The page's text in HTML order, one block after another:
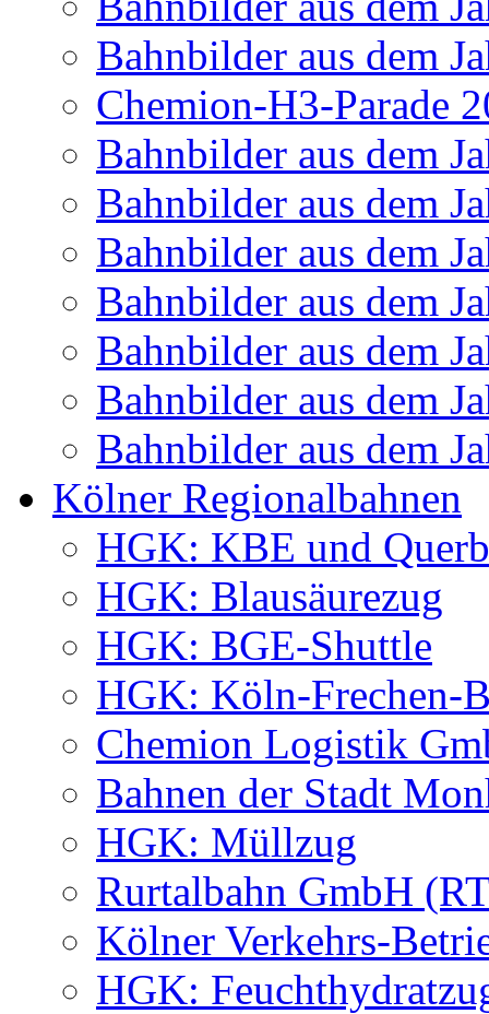
Bahnbilder aus dem
Chemion-H3-Parade
Bahnbilder aus dem
Bahnbilder aus dem
Bahnbilder aus dem
Bahnbilder aus dem
Bahnbilder aus dem
Bahnbilder aus dem
Bahnbilder aus dem
Kölner Regionalbahnen
HGK: KBE und
HGK: Blausäurezug
HGK: BGE-Shuttle
HGK: Köln-Frechen-
Chemion Logistik
Bahnen der Stadt
HGK: Müllzug
Rurtalbahn GmbH
Kölner Verkehrs-
HGK: